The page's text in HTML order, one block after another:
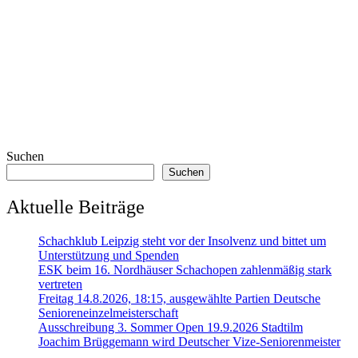
Suchen
Suchen
Aktuelle Beiträge
Schachklub Leipzig steht vor der Insolvenz und bittet um
Unterstützung und Spenden
ESK beim 16. Nordhäuser Schachopen zahlenmäßig stark
vertreten
Freitag 14.8.2026, 18:15, ausgewählte Partien Deutsche
Senioreneinzelmeisterschaft
Ausschreibung 3. Sommer Open 19.9.2026 Stadtilm
Joachim Brüggemann wird Deutscher Vize-Seniorenmeister